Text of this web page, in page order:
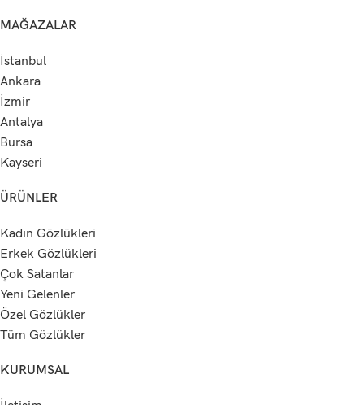
MAĞAZALAR
İstanbul
Ankara
İzmir
Antalya
Bursa
Kayseri
ÜRÜNLER
Kadın Gözlükleri
Erkek Gözlükleri
Çok Satanlar
Yeni Gelenler
Özel Gözlükler
Tüm Gözlükler
KURUMSAL